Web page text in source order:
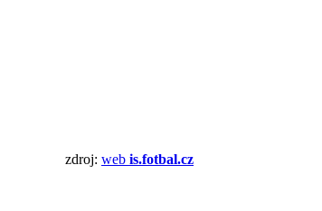
zdroj: web is.fotbal.cz